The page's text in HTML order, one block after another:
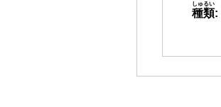
種類
しゅるい
: